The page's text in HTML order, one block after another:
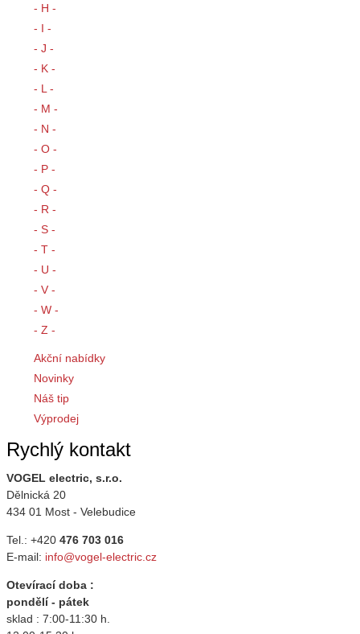
- H -
- I -
- J -
- K -
- L -
- M -
- N -
- O -
- P -
- Q -
- R -
- S -
- T -
- U -
- V -
- W -
- Z -
Akční nabídky
Novinky
Náš tip
Výprodej
Rychlý kontakt
VOGEL electric, s.r.o.
Dělnická 20
434 01 Most - Velebudice
Tel.: +420 476 703 016
E-mail: info@vogel-electric.cz
Otevírací doba :
pondělí - pátek
sklad : 7:00-11:30 h.